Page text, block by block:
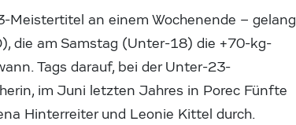
Meistertitel an einem Wochenende – gelang
die am Samstag (Unter-18) die +70-kg-
Tags darauf, bei der Unter-23-
im Juni letzten Jahres in Porec Fünfte
Hinterreiter und Leonie Kittel durch.